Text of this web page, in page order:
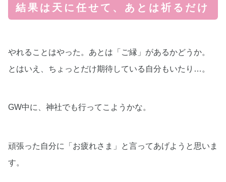
結果は天に任せて、あとは祈るだけ
やれることはやった。あとは「ご縁」があるかどうか。
とはいえ、ちょっとだけ期待している自分もいたり…。
GW中に、神社でも行ってこようかな。
頑張った自分に「お疲れさま」と言ってあげようと思いま
す。